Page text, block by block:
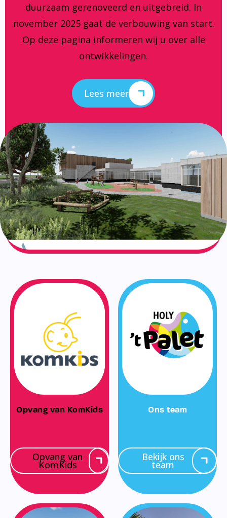
duurzaam gerenoveerd en uitgebreid. In
november 2025 gaat de verbouwing van start.
Op deze pagina informeren wij u over alle
ontwikkelingen.
Lees meer
Opvang van KomKids
Opvang van
KomKids
Ons team
Bekijk ons
team